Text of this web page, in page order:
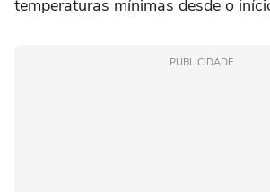
temperaturas mínimas desde o
PUBLICIDADE